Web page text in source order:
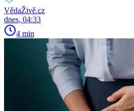
VědaŽivě.cz
dnes, 04:33
4 min